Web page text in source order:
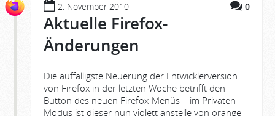
2. November 2010 0
Aktuelle Firefox-
Änderungen
Die auffälligste Neuerung der Entwicklerversion
von Firefox in der letzten Woche betrifft den
Button des neuen Firefox-Menüs – im Privaten
Modus ist dieser nun violett anstelle von orange